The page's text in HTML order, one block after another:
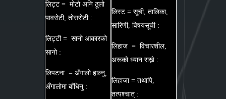
लिट्ट = मोटो अनि ठूलो
पावरोटी, तोसरोटी :
लिट्टी = सानो आकारको
सानो :
लिपटना = अँगालो हाल्नु,
अँगालोमा बाँधिनु :
लिस्ट = सूची, तालिका,
सारिणी, विषयसूची :
लिहाज = विचारशील,
अरूको ध्यान राख्ने :
लिहाजा = तथापि,
तत्पश्चात् :